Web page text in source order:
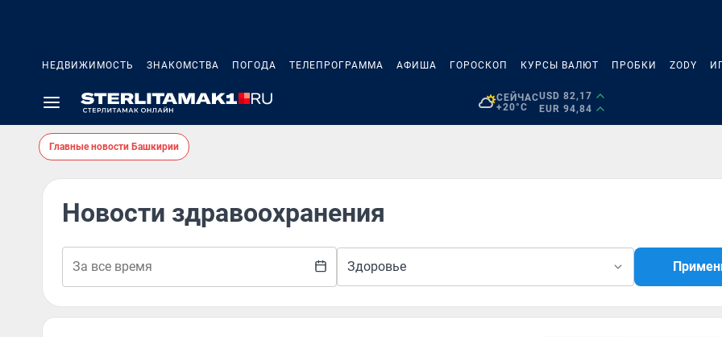
НЕДВИЖИМОСТЬ ЗНАКОМСТВА ПОГОДА ТЕЛЕПРОГРАММА АФИША ГОРОСКОП КУРСЫ ВАЛЮТ ПРОБКИ ZODY
СЕЙЧАС
+20°C
USD 82,17
EUR 94,84
Главные новости Башкирии
Новости здравоохранения
Здоровье